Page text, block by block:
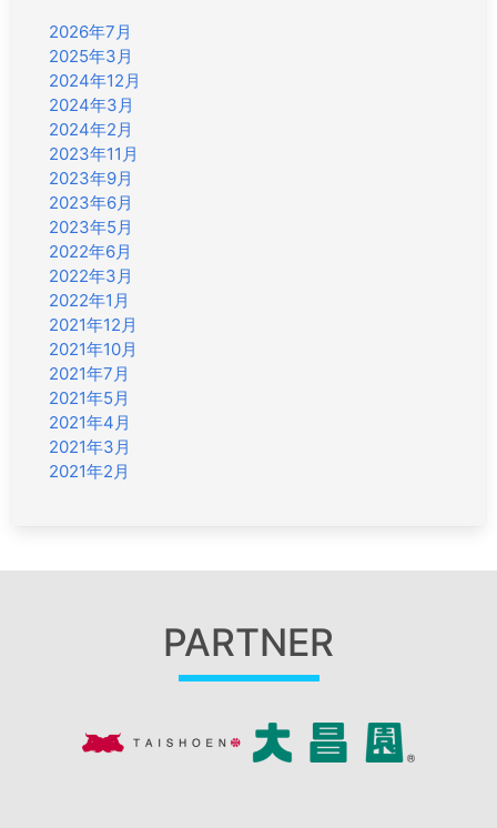
2026年7月
2025年3月
2024年12月
2024年3月
2024年2月
2023年11月
2023年9月
2023年6月
2023年5月
2022年6月
2022年3月
2022年1月
2021年12月
2021年10月
2021年7月
2021年5月
2021年4月
2021年3月
2021年2月
PARTNER